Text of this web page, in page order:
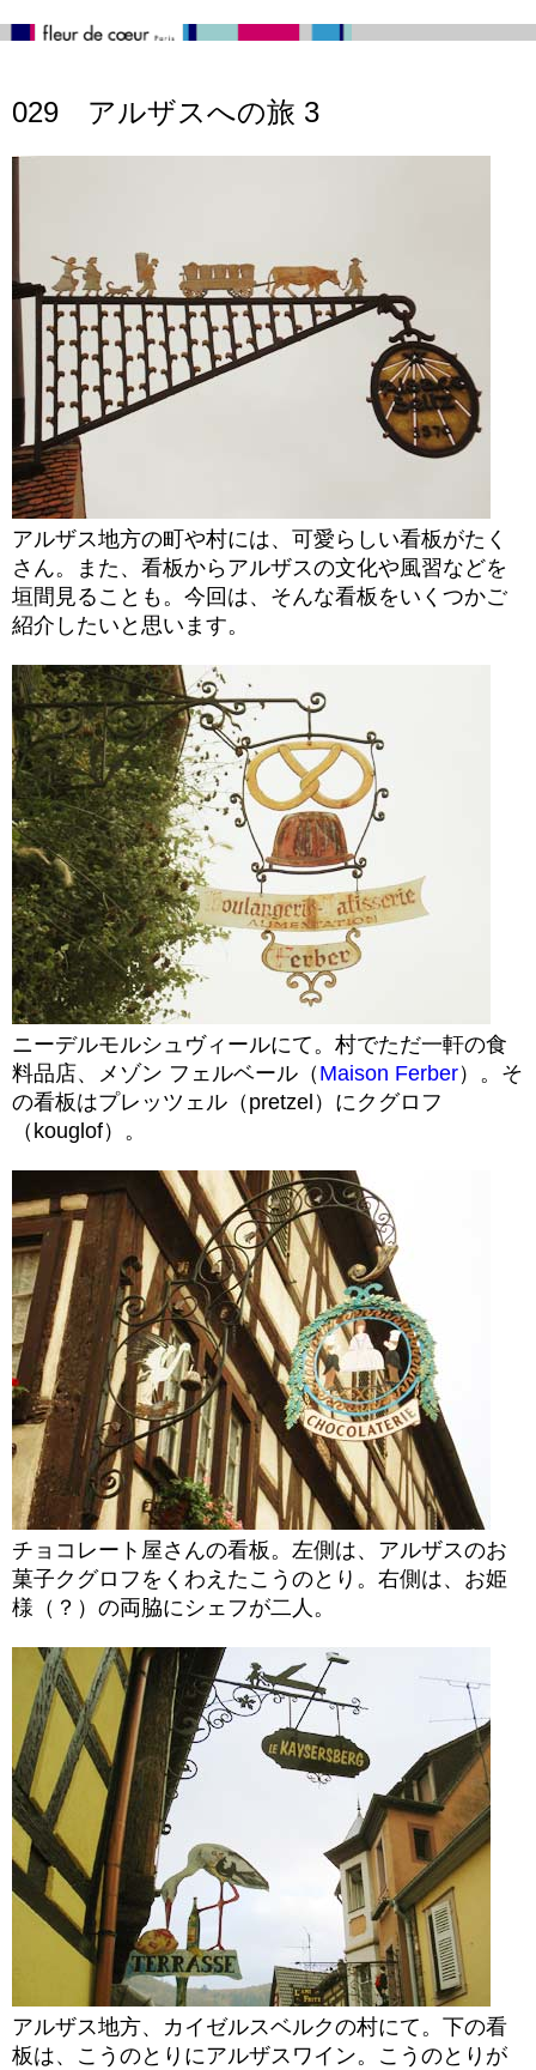
029 アルザスへの旅 3
アルザス地方の町や村には、可愛らしい看板がたく
さん。また、看板からアルザスの文化や風習などを
垣間見ることも。今回は、そんな看板をいくつかご
紹介したいと思います。
ニーデルモルシュヴィールにて。村でただ一軒の食
料品店、メゾン フェルベール（ Maison Ferber）。そ
の看板はプレッツェル（pretzel）にクグロフ
（kouglof）。
チョコレート屋さんの看板。左側は、アルザスのお
菓子クグロフをくわえたこうのとり。右側は、お姫
様（？）の両脇にシェフが二人。
アルザス地方、カイゼルスベルクの村にて。下の看
板は、こうのとりにアルザスワイン。こうのとりが